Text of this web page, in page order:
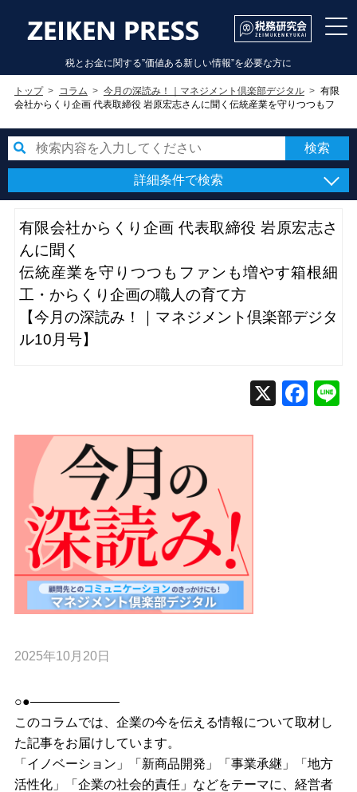
税とお金に関する”価値ある新しい情報”を必要な方に
トップ コラム 今月の深読み！｜マネジメント倶楽部デジタル
有限
会社からくり企画 代表取締役 岩原宏志さんに聞く伝統産業を守りつつもフ
ネジメント倶楽部デジタル10月号】
詳細条件で検索
有限会社からくり企画 代表取締役 岩原宏志さ
んに聞く
伝統産業を守りつつもファンも増やす箱根細
工・からくり企画の職人の育て方
【今月の深読み！｜マネジメント倶楽部デジタ
ル10月号】
2025年10月20日
○●———————
このコラムでは、企業の今を伝える情報について取材し
た記事をお届けしています。
「イノベーション」「新商品開発」「事業承継」「地方
活性化」「企業の社会的責任」などをテーマに、経営者